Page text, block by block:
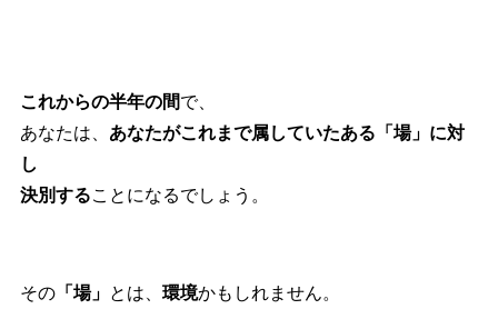
これからの半年の間で、
あなたは、 あなたがこれまで属していたある「場」に対
し
決別することになるでしょう。
その 「場」 とは、 環境かもしれません。